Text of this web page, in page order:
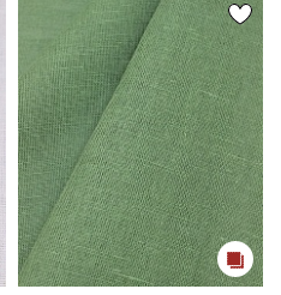
дополнительные
до 30% на узкие
тканей